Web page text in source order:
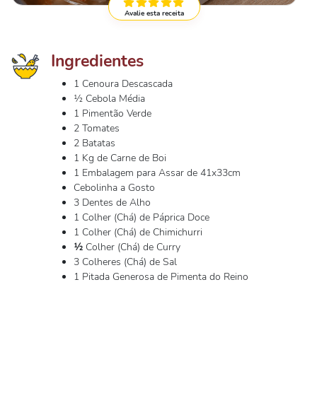
Avalie esta receita
Ingredientes
1 Cenoura Descascada
½ Cebola Média
1 Pimentão Verde
2 Tomates
2 Batatas
1 Kg de Carne de Boi
1 Embalagem para Assar de 41x33cm
Cebolinha a Gosto
3 Dentes de Alho
1 Colher (Chá) de Páprica Doce
1 Colher (Chá) de Chimichurri
½ Colher (Chá) de Curry
3 Colheres (Chá) de Sal
1 Pitada Generosa de Pimenta do Reino